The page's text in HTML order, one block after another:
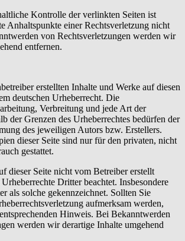
Kontrolle der verlinkten Seiten ist
Anhaltspunkte einer Rechtsverletzung nicht
von Rechtsverletzungen werden wir
entfernen.
erstellten Inhalte und Werke auf diesen
deutschen Urheberrecht. Die
Verbreitung und jede Art der
der Grenzen des Urheberrechtes bedürfen der
des jeweiligen Autors bzw. Erstellers.
dieser Seite sind nur für den privaten, nicht
gestattet.
dieser Seite nicht vom Betreiber erstellt
Dritter beachtet. Insbesondere
als solche gekennzeichnet. Sollten Sie
aufmerksam werden,
Hinweis. Bei Bekanntwerden
werden wir derartige Inhalte umgehend